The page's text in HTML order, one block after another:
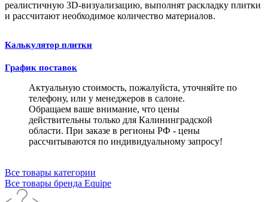
реалистичную 3D-визуализацию, выполнят раскладку плитки
и рассчитают необходимое количество материалов.
Калькулятор плитки
График поставок
Актуальную стоимость, пожалуйста, уточняйте по
телефону, или у менеджеров в салоне.
Обращаем ваше внимание, что цены
действительны только для Калининградской
области. При заказе в регионы РФ - цены
рассчитываются по индивидуальному запросу!
Все товары категории
Все товары бренда Equipe